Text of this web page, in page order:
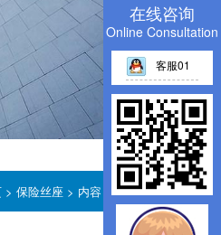
> 保险丝座 > 内容
在线咨询
Online Consultation
客服01